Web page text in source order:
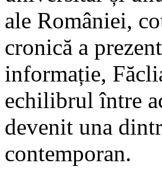
ale României,
cronică a
informație,
echilibrul între
devenit una
contemporan.